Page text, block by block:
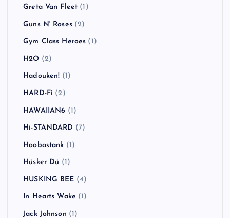
Greta Van Fleet (1)
Guns N' Roses(2)
Gym Class Heroes (1)
H2O (2)
Hadouken! (1)
HARD-Fi (2)
HAWAIIAN6 (1)
Hi-STANDARD (7)
Hoobastank (1)
Hüsker Dü (1)
HUSKING BEE (4)
In Hearts Wake (1)
Jack Johnson (1)